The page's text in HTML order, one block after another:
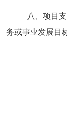
八、项目
务或事业发展目